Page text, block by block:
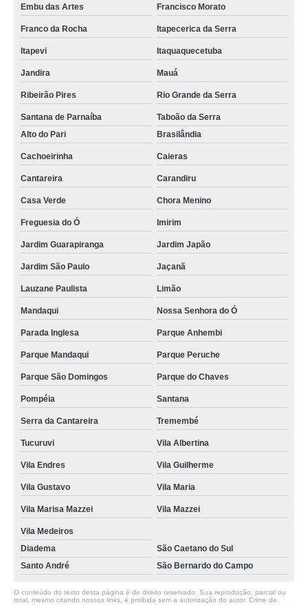
Embu das Artes Francisco Morato
Franco da Rocha Itapecerica da Serra
Itapevi Itaquaquecetuba
Jandira Mauá
Ribeirão Pires Rio Grande da Serra
Santana de Parnaíba
Taboão da Serra
Alto do Pari
Brasilândia
Cachoeirinha Caieras
Cantareira Carandiru
Casa Verde Chora Menino
Freguesia do Ó Imirim
Jardim Guarapiranga Jardim Japão
Jardim São Paulo Jaçanã
Lauzane Paulista Limão
Mandaqui Nossa Senhora do Ó
Parada Inglesa Parque Anhembi
Parque Mandaqui Parque Peruche
Parque São Domingos Parque do Chaves
Pompéia Santana
Serra da Cantareira Tremembé
Tucuruvi Vila Albertina
Vila Endres Vila Guilherme
Vila Gustavo Vila Maria
Vila Marisa Mazzei Vila Mazzei
Vila Medeiros
Diadema
São Caetano do Sul
Santo André
São Bernardo do Campo
O conteúdo do texto desta página é de direito reservado. Sua reprodução, parcial ou
total, mesmo citando nossos links, é proibida sem a autorização do autor. Crime de